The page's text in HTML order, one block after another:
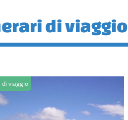
di viaggio
di viaggio